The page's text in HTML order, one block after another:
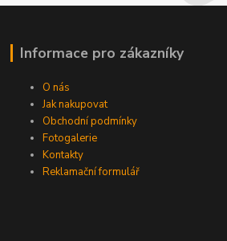
Informace pro zákazníky
O nás
Jak nakupovat
Obchodní podmínky
Fotogalerie
Kontakty
Reklamační formulář